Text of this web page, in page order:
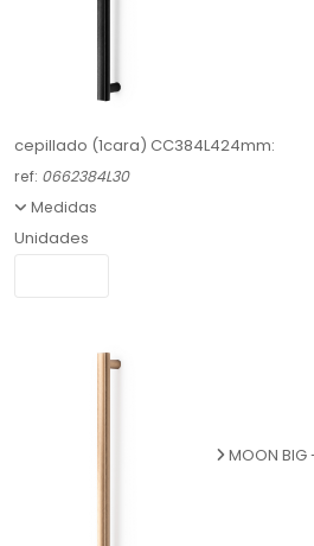
cepillado (1cara) CC384L424mm:
ref: 0662384L30
Medidas
Unidades
MOON